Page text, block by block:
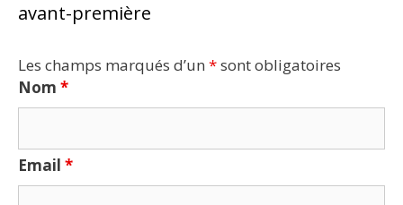
avant-première
Les champs marqués d’un *sont obligatoires
Nom *
Email *